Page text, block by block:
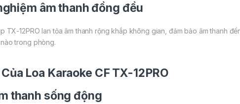
âm thanh đồng đều
TX-12PRO lan tỏa âm thanh rộng khắp không gian, đảm bảo âm thanh
trong phòng.
Loa Karaoke CF TX-12PRO
thanh sống động